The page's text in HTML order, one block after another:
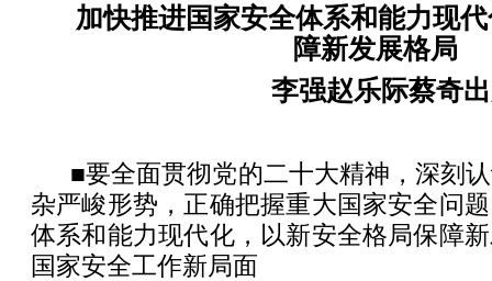
加快推进国家安全体系和能力现
障新发展格局
李强赵乐际蔡奇
■要全面贯彻党的二十大精神，深刻
杂严峻形势，正确把握重大国家安全问
体系和能力现代化，以新安全格局保障
国家安全工作新局面